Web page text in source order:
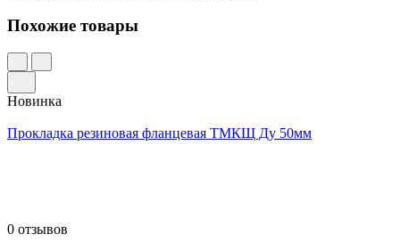
Похожие товары
Новинка
Прокладка резиновая фланцевая ТМКЩ Ду 50мм
0 отзывов